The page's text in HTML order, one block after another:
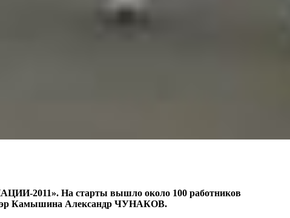
2011». На старты вышло около 100 работников
мэр Камышина Александр ЧУНАКОВ.